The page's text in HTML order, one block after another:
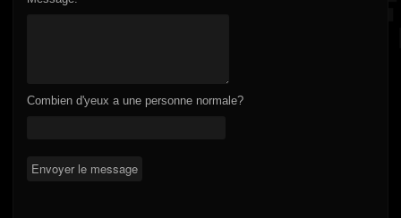
Combien d'yeux a une personne normale?